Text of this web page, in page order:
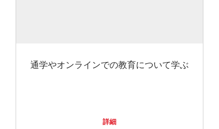
通学やオンラインでの教育について学ぶ
詳細